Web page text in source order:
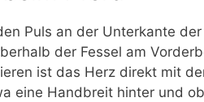
Puls an der Unterkante
der Fessel am
ist das Herz direkt mit
eine Handbreit hinter und